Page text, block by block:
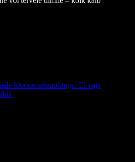
kloone sekunditega. Ei vaja